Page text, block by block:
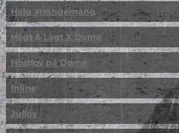
Helg arrangemang
Högt & Lågt X Dome
Höstlov på Dome
Inline
Jullov